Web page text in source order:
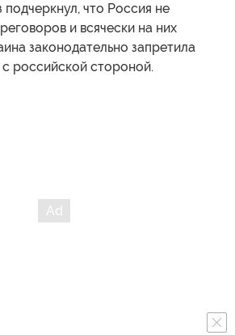
что Россия не
и всячески на них
законодательно запретила
российской стороной.